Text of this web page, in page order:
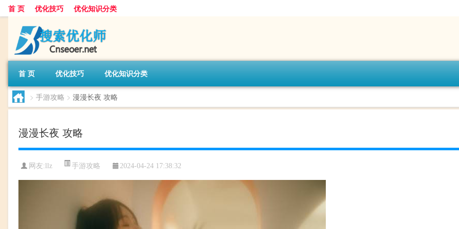
首 页 优化技巧 优化知识分类
首 页 优化技巧 优化知识分类
> 手游攻略 > 漫漫长夜 攻略
漫漫长夜 攻略
网友: llz 手游攻略 2024-04-24 17:38:32